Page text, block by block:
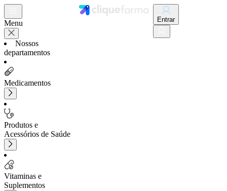
Menu
Nossos
departamentos
Medicamentos
Produtos e
Acessórios de Saúde
Vitaminas e
Suplementos
Entrar